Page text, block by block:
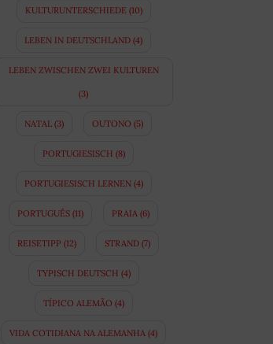
KULTURUNTERSCHIEDE(10)
LEBEN IN DEUTSCHLAND (4)
LEBEN ZWISCHEN ZWEI KULTUREN
(3)
NATAL(3) OUTONO (5)
PORTUGIESISCH (8)
PORTUGIESISCH LERNEN(4)
PORTUGUÊS (11) PRAIA (6)
REISETIPP(12) STRAND(7)
TYPISCH DEUTSCH (4)
TÍPICO ALEMÃO (4)
VIDA COTIDIANA NA ALEMANHA (4)